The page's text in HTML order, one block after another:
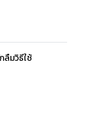
ลืมวิธีใช้